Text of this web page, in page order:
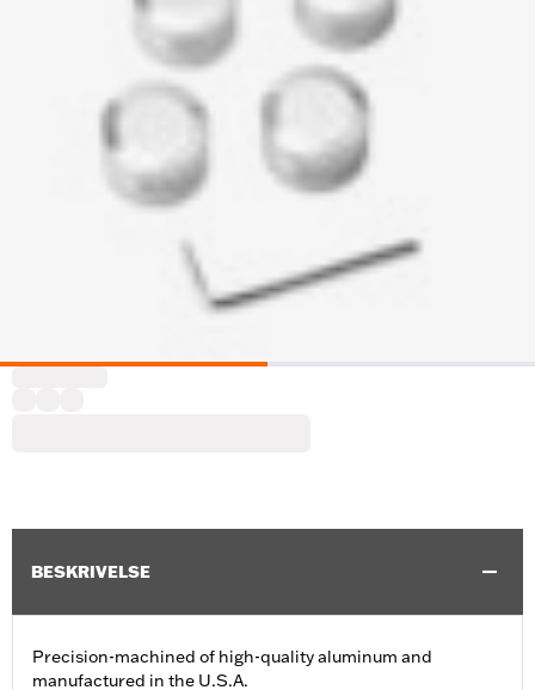
BESKRIVELSE
Precision-machined of high-quality aluminum and
manufactured in the U.S.A.